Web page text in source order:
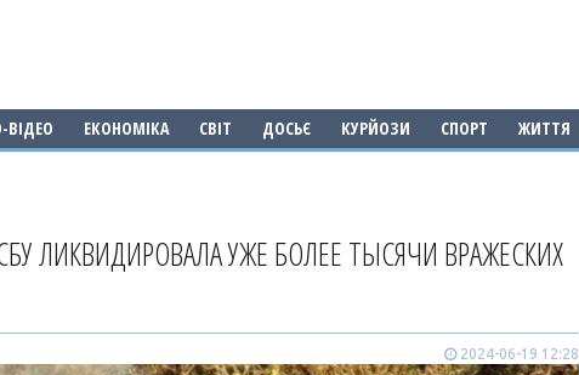
ЕКОНОМІКА СВІТ ДОСЬЄ КУРЙОЗИ СПОРТ ЖИТТЯ
ЛИКВИДИРОВАЛА УЖЕ БОЛЕЕ ТЫСЯЧИ ВРАЖЕСКИХ
2024-06-19 12:28